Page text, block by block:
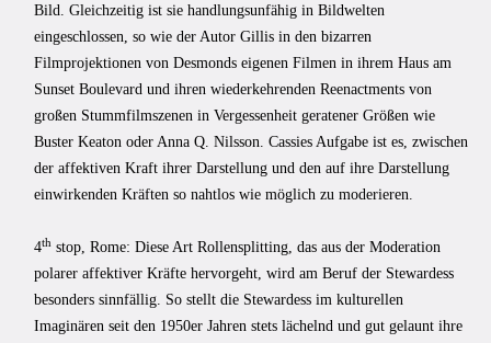
Bild. Gleichzeitig ist sie handlungsunfähig in Bildwelten
eingeschlossen, so wie der Autor Gillis in den bizarren
Filmprojektionen von Desmonds eigenen Filmen in ihrem Haus am
Sunset Boulevard und ihren wiederkehrenden Reenactments von
großen Stummfilmszenen in Vergessenheit geratener Größen wie
Buster Keaton oder Anna Q. Nilsson. Cassies Aufgabe ist es, zwischen
der affektiven Kraft ihrer Darstellung und den auf ihre Darstellung
einwirkenden Kräften so nahtlos wie möglich zu moderieren.
4th stop, Rome: Diese Art Rollensplitting, das aus der Moderation
polarer affektiver Kräfte hervorgeht, wird am Beruf der Stewardess
besonders sinnfällig. So stellt die Stewardess im kulturellen
Imaginären seit den 1950er Jahren stets lächelnd und gut gelaunt ihre